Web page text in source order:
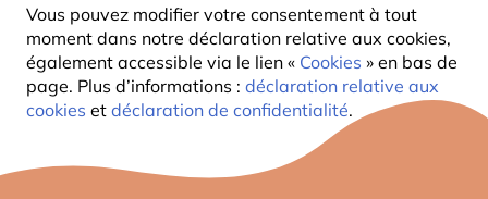
Vous pouvez modifier votre consentement à tout
moment dans notre déclaration relative aux cookies,
également accessible via le lien « Cookies » en bas de
page. Plus d’informations : déclaration relative aux
cookies et déclaration de confidentialité.
PROTECTOR - NICHOIR